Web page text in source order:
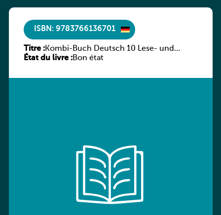
ISBN: 9783766136701
Titre :Kombi-Buch Deutsch 10 Lese- und
Sprachbuch
État du livre :Bon état